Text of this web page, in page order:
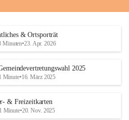
& Ortsporträt
Minuten•23. Apr. 2026
2025
Minute•16. März 2025
& Freizeitkarten
Minute•20. Nov. 2025